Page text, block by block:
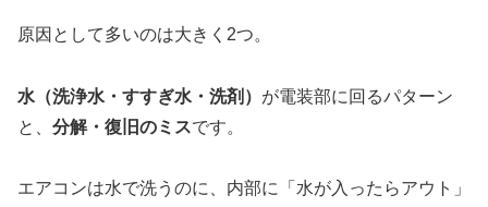
原因として多いのは大きく2つ。
水（洗浄水・すすぎ水・洗剤） が電装部に回るパターン
と、 分解・復旧のミスです。
エアコンは水で洗うのに、内部に「水が入ったらアウト」